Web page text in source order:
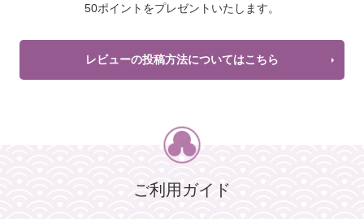
50ポイントをプレゼントいたします。
レビューの投稿方法についてはこちら
ご利用ガイド